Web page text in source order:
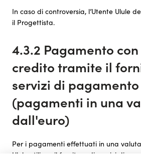
In caso di controversia, l’Utente Ulule
il Progettista.
4.3.2 Pagamento
credito tramite il
servizi di
(pagamenti in una
dall'euro)
Per i pagamenti effettuati in una
Ulule utilizza il fornitore di servizi di